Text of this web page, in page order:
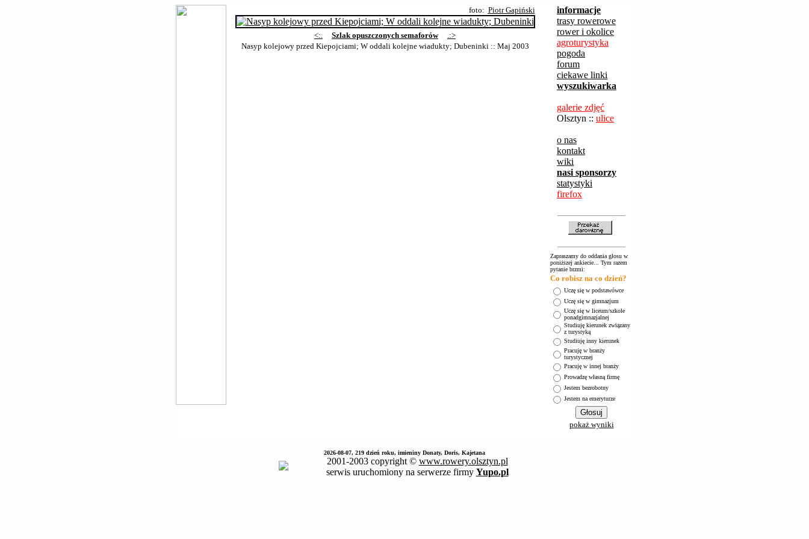
foto: Piotr Gapiński
<:. Szlak opuszczonych semaforów
.:>
Nasyp kolejowy przed Kiepojciami; W oddali kolejne wiadukty; Dubeninki:: Maj 2003
informacje
trasy rowerowe
rower i okolice
agroturystyka
pogoda
forum
ciekawe linki
wyszukiwarka
galerie zdjęć
Olsztyn :: ulice
o nas
kontakt
wiki
nasi sponsorzy
statystyki
firefox
Zapraszamy do oddania głosu w
poniższej ankiecie... Tym razem
pytanie brzmi:
Co robisz na co dzień?
Uczę się w podstawówce
Uczę się w gimnazjum
Uczę się w liceum/szkole
ponadgimnazjalnej
Studiuję kierunek związany
z turystyką
Studiuję inny kierunek
Pracuję w branży
turystycznej
Pracuję w innej branży
Prowadzę własną firmę
Jestem bezrobotny
Jestem na emeryturze
pokaż wyniki
2026-08-07, 219 dzień roku, imieniny Donaty, Doris, Kajetana
2001-2003 copyright © www.rowery.olsztyn.pl
serwis uruchomiony na serwerze firmy Yupo.pl